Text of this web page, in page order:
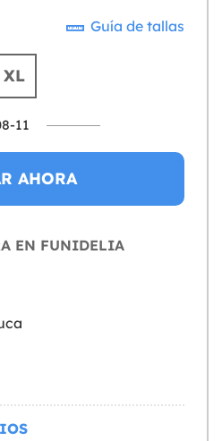
Guía de tallas
XL
11
AHORA
EN FUNIDELIA